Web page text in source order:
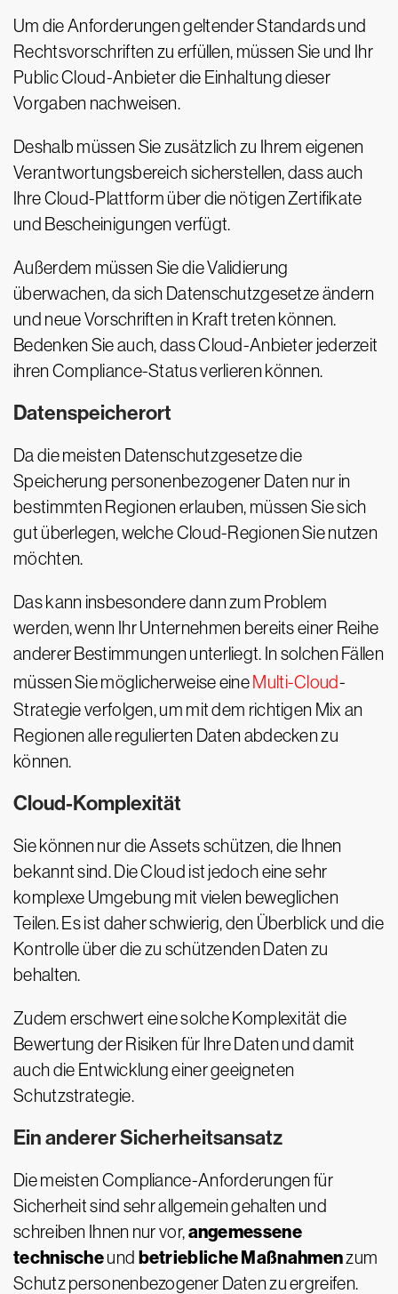
Um die Anforderungen geltender Standards und
Rechtsvorschriften zu erfüllen, müssen Sie und Ihr
Public Cloud-Anbieter die Einhaltung dieser
Vorgaben nachweisen.
Deshalb müssen Sie zusätzlich zu Ihrem eigenen
Verantwortungsbereich sicherstellen, dass auch
Ihre Cloud-Plattform über die nötigen Zertifikate
und Bescheinigungen verfügt.
Außerdem müssen Sie die Validierung
überwachen, da sich Datenschutzgesetze ändern
und neue Vorschriften in Kraft treten können.
Bedenken Sie auch, dass Cloud-Anbieter jederzeit
ihren Compliance-Status verlieren können.
Datenspeicherort
Da die meisten Datenschutzgesetze die
Speicherung personenbezogener Daten nur in
bestimmten Regionen erlauben, müssen Sie sich
gut überlegen, welche Cloud-Regionen Sie nutzen
möchten.
Das kann insbesondere dann zum Problem
werden, wenn Ihr Unternehmen bereits einer Reihe
anderer Bestimmungen unterliegt. In solchen Fällen
müssen Sie möglicherweise eine Multi-Cloud-
Strategie verfolgen, um mit dem richtigen Mix an
Regionen alle regulierten Daten abdecken zu
können.
Cloud-Komplexität
Sie können nur die Assets schützen, die Ihnen
bekannt sind. Die Cloud ist jedoch eine sehr
komplexe Umgebung mit vielen beweglichen
Teilen. Es ist daher schwierig, den Überblick und die
Kontrolle über die zu schützenden Daten zu
behalten.
Zudem erschwert eine solche Komplexität die
Bewertung der Risiken für Ihre Daten und damit
auch die Entwicklung einer geeigneten
Schutzstrategie.
Ein anderer Sicherheitsansatz
Die meisten Compliance-Anforderungen für
Sicherheit sind sehr allgemein gehalten und
schreiben Ihnen nur vor,angemessene
technischeund betriebliche Maßnahmenzum
Schutz personenbezogener Daten zu ergreifen.